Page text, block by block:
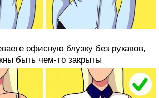
офисную блузку без рукавов,
быть чем-то закрыты